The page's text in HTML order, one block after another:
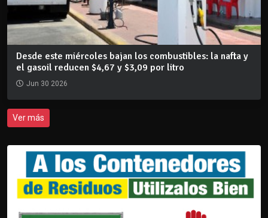
Desde este miércoles bajan los combustibles: la nafta y
el gasoil reducen $4,67 y $3,09 por litro
Jun 30 2026
Ver más